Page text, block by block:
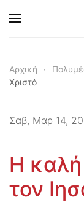
Skip to
Αρχική
Χριστό
Σαβ, Μαρ 14,
Η καλή
τον